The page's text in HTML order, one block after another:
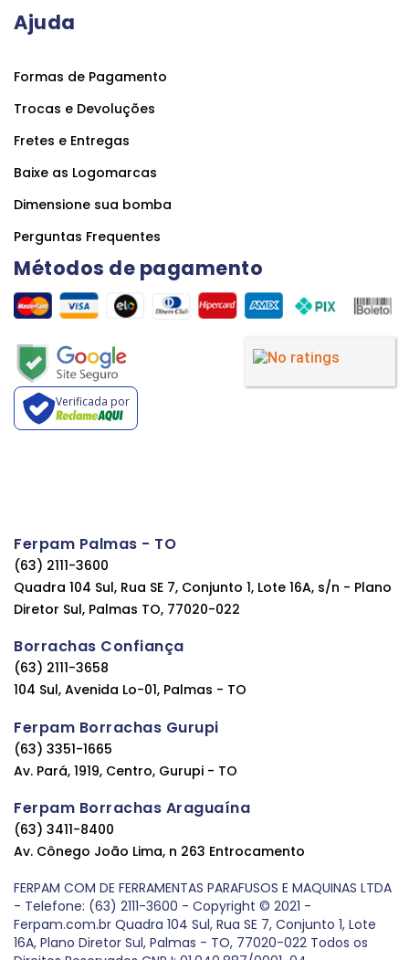
Ajuda
Formas de Pagamento
Trocas e Devoluções
Fretes e Entregas
Baixe as Logomarcas
Dimensione sua bomba
Perguntas Frequentes
Métodos de pagamento
Verificada por
Ferpam Palmas - TO
(63) 2111-3600
Quadra 104 Sul, Rua SE 7, Conjunto 1, Lote 16A, s/n - Plano
Diretor Sul, Palmas TO, 77020-022
Borrachas Confiança
(63) 2111-3658
104 Sul, Avenida Lo-01, Palmas - TO
Ferpam Borrachas Gurupi
(63) 3351-1665
Av. Pará, 1919, Centro, Gurupi - TO
Ferpam Borrachas Araguaína
(63) 3411-8400
Av. Cônego João Lima, n 263 Entrocamento
FERPAM COM DE FERRAMENTAS PARAFUSOS E MAQUINAS LTDA
- Telefone: (63) 2111-3600 - Copyright © 2021 -
Ferpam.com.br Quadra 104 Sul, Rua SE 7, Conjunto 1, Lote
16A, Plano Diretor Sul, Palmas - TO, 77020-022 Todos os